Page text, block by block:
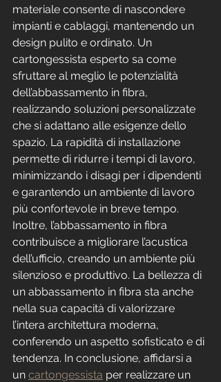
materiale consente di nascondere
impianti e cablaggi, mantenendo un
design pulito e ordinato. Un
cartongessista esperto sa come
sfruttare al meglio le potenzialità
dell’abbassamento in fibra,
realizzando soluzioni personalizzate
che si adattano alle esigenze dello
spazio. La rapidità di installazione
permette di ridurre i tempi di lavoro,
minimizzando i disagi per i dipendenti
e garantendo un ambiente di lavoro
più confortevole in breve tempo.
Inoltre, l’abbassamento in fibra
contribuisce a migliorare l’acustica
dell’ufficio, creando un ambiente più
silenzioso e produttivo. La bellezza di
un abbassamento in fibra sta anche
nella sua capacità di valorizzare
l’intera architettura moderna,
conferendo un aspetto sofisticato e di
tendenza. In conclusione, affidarsi a
un cartongessista per realizzare un